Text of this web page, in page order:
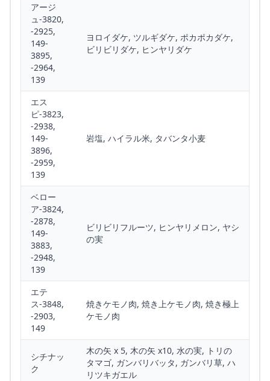
アージ
ュ-3820,
-2925,
149-
3895,
-2964,
139
ヨロイダケ, ツルギダケ, ポカポカダケ,
ビリビリダケ, ヒンヤリダケ
エス
ピ-3823,
-2938,
149-
3896,
-2959,
139
岩塩, ハイラル米, タバンタ小麦
ベロー
ア-3824,
-2878,
149-
3883,
-2948,
139
ビリビリフルーツ, ヒンヤリメロン, ヤシ
の実
エテ
ス-3848,
-2903,
149
焼きケモノ肉, 焼き上ケモノ肉, 焼き極上
ケモノ肉
シチナッ
ク
木の矢 x 5, 木の矢 x10, 水の実, トリの
タマゴ, ガンバリバッタ, ガンバリ草, ハ
リツキガエル